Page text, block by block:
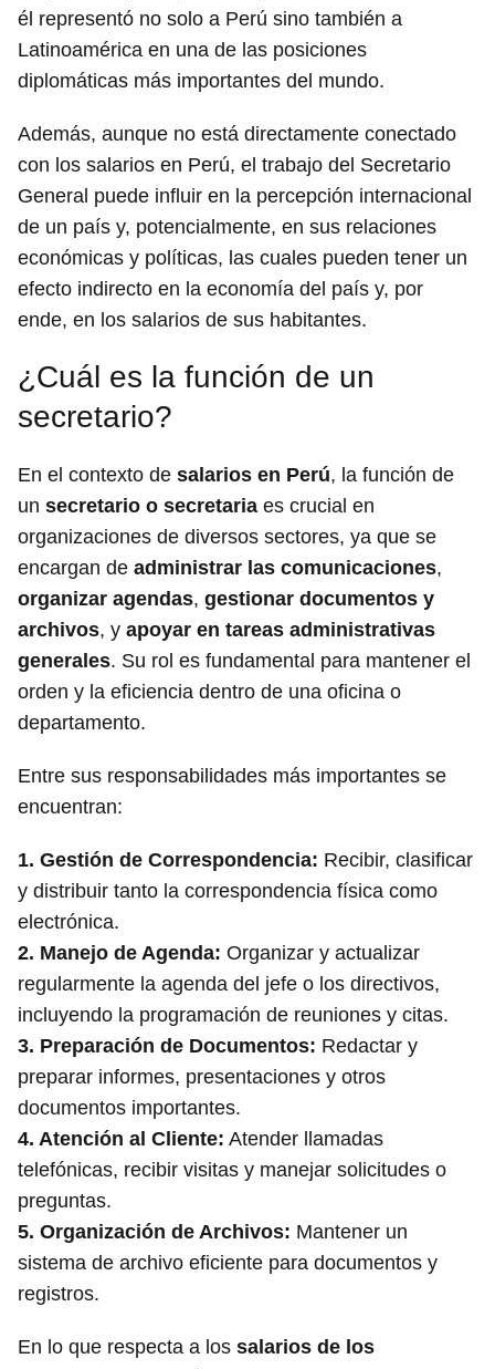
él representó no solo a Perú sino también a
Latinoamérica en una de las posiciones
diplomáticas más importantes del mundo.
Además, aunque no está directamente conectado
con los salarios en Perú, el trabajo del Secretario
General puede influir en la percepción internacional
de un país y, potencialmente, en sus relaciones
económicas y políticas, las cuales pueden tener un
efecto indirecto en la economía del país y, por
ende, en los salarios de sus habitantes.
¿Cuál es la función de un
secretario?
En el contexto de salarios en Perú, la función de
un secretario o secretaria es crucial en
organizaciones de diversos sectores, ya que se
encargan de administrar las comunicaciones,
organizar agendas, gestionar documentos y
archivos, y apoyar en tareas administrativas
generales. Su rol es fundamental para mantener el
orden y la eficiencia dentro de una oficina o
departamento.
Entre sus responsabilidades más importantes se
encuentran:
1. Gestión de Correspondencia: Recibir, clasificar
y distribuir tanto la correspondencia física como
electrónica.
2. Manejo de Agenda: Organizar y actualizar
regularmente la agenda del jefe o los directivos,
incluyendo la programación de reuniones y citas.
3. Preparación de Documentos: Redactar y
preparar informes, presentaciones y otros
documentos importantes.
4. Atención al Cliente: Atender llamadas
telefónicas, recibir visitas y manejar solicitudes o
preguntas.
5. Organización de Archivos: Mantener un
sistema de archivo eficiente para documentos y
registros.
En lo que respecta a los salarios de los